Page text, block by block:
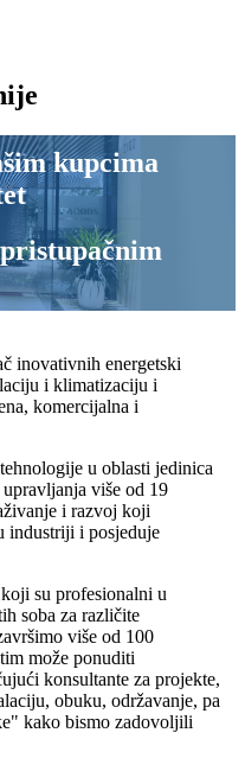
kupcima
inovativnih energetski
i klimatizaciju i
komercijalna i
u oblasti jedinica
više od 19
i razvoj koji
industriji i posjeduje
su profesionalni u
soba za različite
više od 100
može ponuditi
konsultante za projekte,
obuku, održavanje, pa
kako bismo zadovoljili